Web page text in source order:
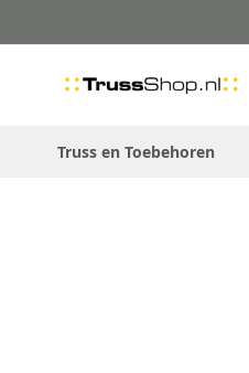
to
Truss en Toebehoren